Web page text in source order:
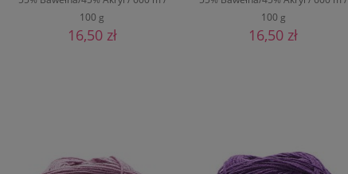
100 g
16,50 zł
100 g
16,50 zł